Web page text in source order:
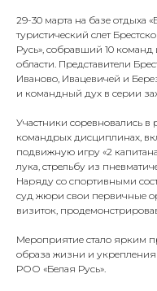
29-30 марта на базе отдыха
туристический слет
Русь», собравший 10
области. Представители
Иваново, Ивацевичей и
и командный дух в серии
Участники соревновались
командрых дисциплинах,
подвижную игру «2
лука, стрельбу из
Наряду со спортивными
суд жюри свои первичные
визиток,
Мероприятие стало ярким
образа жизни и укрепления
РОО «Белая Русь».